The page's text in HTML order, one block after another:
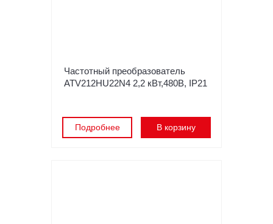
Частотный преобразователь
ATV212HU22N4 2,2 кВт,480В, IP21
Подробнее В корзину